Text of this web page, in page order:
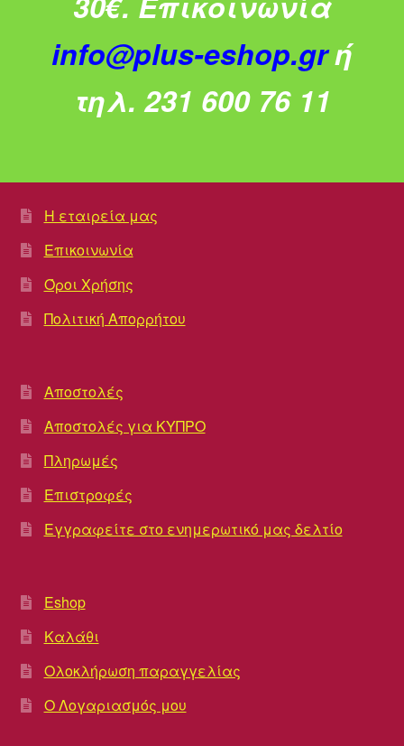
info@plus-eshop.grή
τηλ. 231 600 76 11
Η εταιρεία μας
Επικοινωνία
Όροι Χρήσης
Πολιτική Απορρήτου
Αποστολές
Αποστολές για ΚΥΠΡΟ
Πληρωμές
Επιστροφές
Εγγραφείτε στο ενημερωτικό μας δελτίο
Eshop
Καλάθι
Ολοκλήρωση παραγγελίας
Ο Λογαριασμός μου